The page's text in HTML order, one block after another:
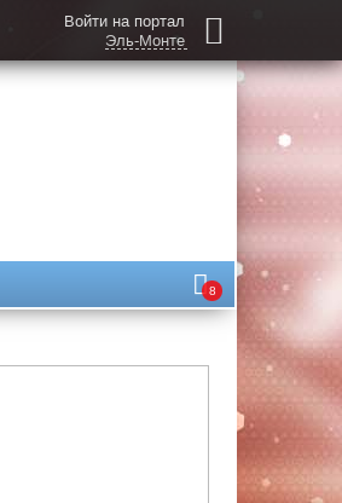
Войти на портал
Эль-Монте
8